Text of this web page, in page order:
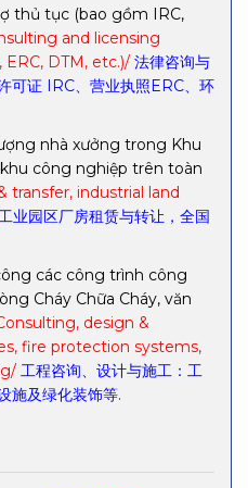
thủ tục (bao gồm IRC,
and licensing
DTM, etc.)/ 法律咨询与
可证 IRC、营业执照ERC、环
nhà xưởng trong Khu
công nghiệp trên toàn
transfer, industrial land
业园区厂房租赁与转让，全国
các công trình công
Cháy Chữa Cháy, văn
design &
fire protection systems,
工程咨询、设计与施工：工
施及绿化装饰等.